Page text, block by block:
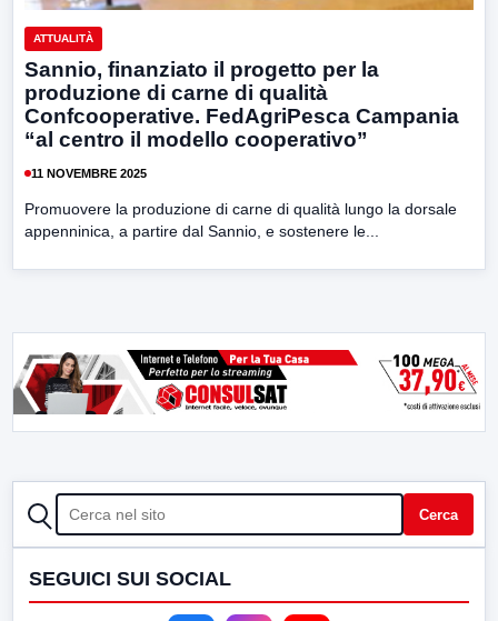
ATTUALITÀ
Sannio, finanziato il progetto per la
produzione di carne di qualità
Confcooperative. FedAgriPesca Campania
“al centro il modello cooperativo”
11 NOVEMBRE 2025
Promuovere la produzione di carne di qualità lungo la dorsale
appenninica, a partire dal Sannio, e sostenere le...
CERCA Cerca
SEGUICI SUI SOCIAL